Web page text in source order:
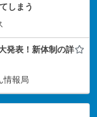
しまう
発表！新体制の詳
情報局